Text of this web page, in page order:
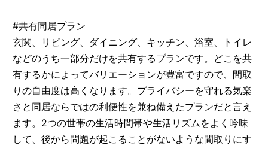
#共有同居プラン
玄関、リビング、ダイニング、キッチン、浴室、トイレ
などのうち一部分だけを共有するプランです。どこを共
有するかによってバリエーションが豊富ですので、間取
りの自由度は高くなります。プライバシーを守れる気楽
さと同居ならではの利便性を兼ね備えたプランだと言え
ます。2つの世帯の生活時間帯や生活リズムをよく吟味
して、後から問題が起こることがないような間取りにす